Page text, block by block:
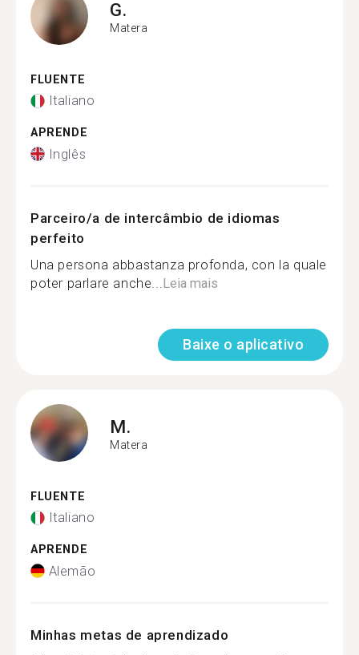
G.
Matera
FLUENTE
Italiano
APRENDE
Inglês
Parceiro/a de intercâmbio de idiomas
perfeito
Una persona abbastanza profonda, con la quale
poter parlare anche... Leia mais
Baixe o aplicativo
M.
Matera
FLUENTE
Italiano
APRENDE
Alemão
Minhas metas de aprendizado